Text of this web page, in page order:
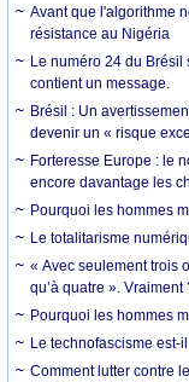
Avant que l'algorithme
résistance au Nigéria
Le numéro 24 du Brésil
contient un message.
Brésil : Un
devenir un « risque
Forteresse Europe : le
encore davantage les
Pourquoi les hommes
Le totalitarisme
« Avec seulement trois
qu’à quatre ». Vraiment
Pourquoi les hommes
Le technofascisme est-
Comment lutter contre